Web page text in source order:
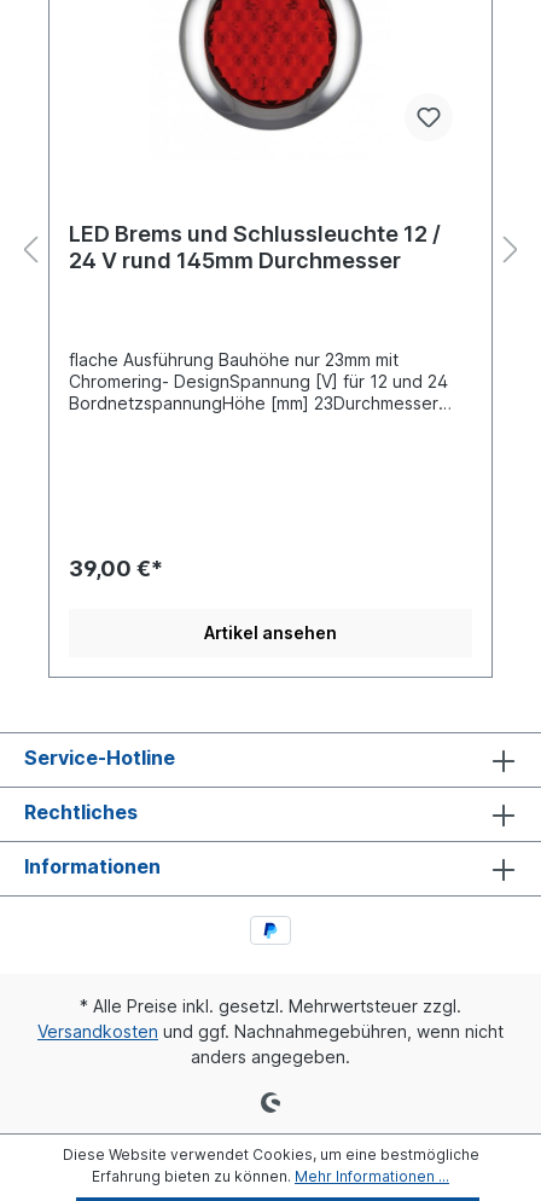
LED Brems und Schlussleuchte 12 /
24 V rund 145mm Durchmesser
flache Ausführung Bauhöhe nur 23mm mit
Chromering- DesignSpannung [V] für 12 und 24
BordnetzspannungHöhe [mm] 23Durchmesser
39,00 €*
Artikel ansehen
Service-Hotline
Rechtliches
Informationen
* Alle Preise inkl. gesetzl. Mehrwertsteuer zzgl.
Versandkosten und ggf. Nachnahmegebühren, wenn nicht
anders angegeben.
Diese Website verwendet Cookies, um eine bestmögliche
Erfahrung bieten zu können. Mehr Informationen ...